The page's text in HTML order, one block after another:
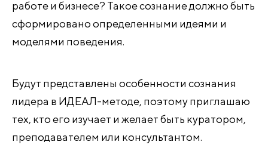
работе и бизнесе? Такое сознание должно быть
сформировано определенными идеями и
моделями поведения.
Будут представлены особенности сознания
лидера в ИДЕАЛ-методе, поэтому приглашаю
тех, кто его изучает и желает быть куратором,
преподавателем или консультантом.